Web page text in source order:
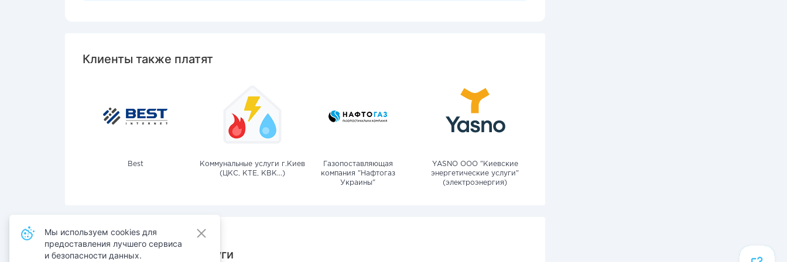
Клиенты также платят
Best
Коммунальные услуги г.Киев
(ЦКС, КТЕ, КВК...)
Газопоставляющая
компания "Нафтогаз
Украины"
YASNO OOO "Киевские
энергетические услуги"
(электроэнергия)
Также оплачивают услуги
Мы используем cookies для
предоставления лучшего сервиса
и безопасности данных.